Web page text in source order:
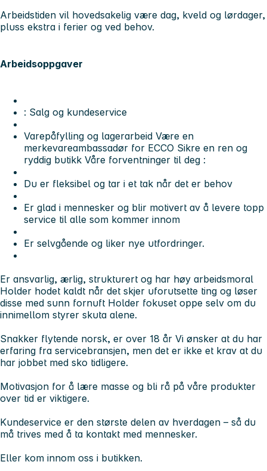
Arbeidstiden vil hovedsakelig være dag, kveld og lørdager,
pluss ekstra i ferier og ved behov.
Arbeidsoppgaver
: Salg og kundeservice
Varepåfylling og lagerarbeid Være en
merkevareambassadør for ECCO Sikre en ren og
ryddig butikk Våre forventninger til deg :
Du er fleksibel og tar i et tak når det er behov
Er glad i mennesker og blir motivert av å levere topp
service til alle som kommer innom
Er selvgående og liker nye utfordringer.
Er ansvarlig, ærlig, strukturert og har høy arbeidsmoral
Holder hodet kaldt når det skjer uforutsette ting og løser
disse med sunn fornuft Holder fokuset oppe selv om du
innimellom styrer skuta alene.
Snakker flytende norsk, er over 18 år Vi ønsker at du har
erfaring fra servicebransjen, men det er ikke et krav at du
har jobbet med sko tidligere.
Motivasjon for å lære masse og bli rå på våre produkter
over tid er viktigere.
Kundeservice er den største delen av hverdagen – så du
må trives med å ta kontakt med mennesker.
Eller kom innom oss i butikken.